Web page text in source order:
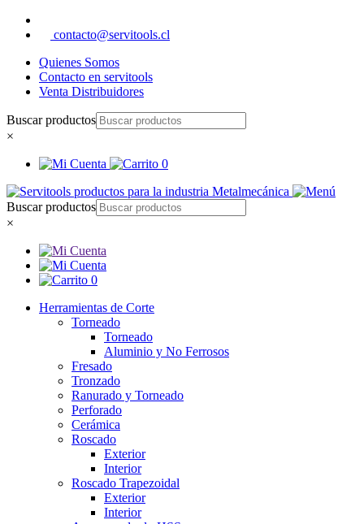
contacto@servitools.cl
Quienes Somos
Contacto en servitools
Venta Distribuidores
Buscar productos
×
0
Buscar productos
×
0
Herramientas de Corte
Torneado
Torneado
Aluminio y No Ferrosos
Fresado
Tronzado
Ranurado y Torneado
Perforado
Cerámica
Roscado
Exterior
Interior
Roscado Trapezoidal
Exterior
Interior